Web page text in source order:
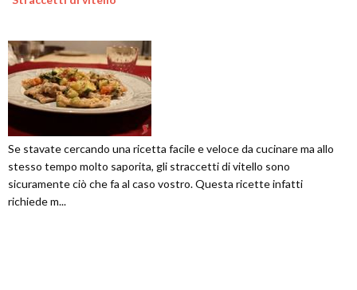
Se stavate cercando una ricetta facile e veloce da cucinare ma allo
stesso tempo molto saporita, gli straccetti di vitello sono
sicuramente ciò che fa al caso vostro. Questa ricette infatti
richiede m...